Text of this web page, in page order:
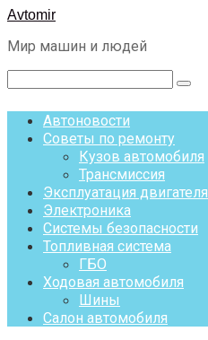
Перейти
контенту
Avtomir
Мир машин и людей
Поиск:
Автоновости
Советы по ремонту
Кузов автомобиля
Трансмиссия
Эксплуатация двигателя
Электроника
Системы безопасности
Топливная система
ГБО
Ходовая автомобиля
Шины
Салон автомобиля